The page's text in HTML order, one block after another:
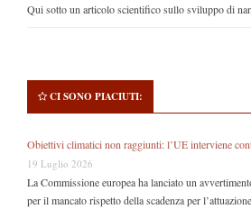
Qui sotto un articolo scientifico sullo sviluppo di
CI SONO PIACIUTI:
Obiettivi climatici non raggiunti: l’UE interviene
19 Luglio 2026
La Commissione europea ha lanciato un
per il mancato rispetto della scadenza per